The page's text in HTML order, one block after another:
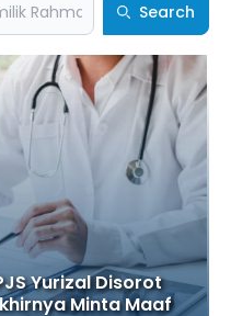
Search
Yurizal Disorot
Minta Maaf